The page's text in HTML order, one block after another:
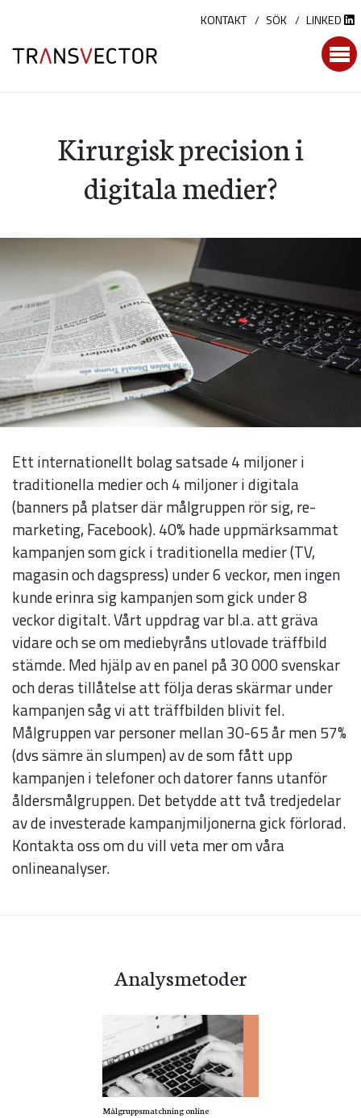
innehållet
KONTAKT SÖK LINKED
Kirurgisk precision i
digitala medier?
Ett internationellt bolag satsade 4 miljoner i
traditionella medier och 4 miljoner i digitala
(banners på platser där målgruppen rör sig, re-
marketing, Facebook). 40% hade uppmärksammat
kampanjen som gick i traditionella medier (TV,
magasin och dagspress) under 6 veckor, men ingen
kunde erinra sig kampanjen som gick under 8
veckor digitalt. Vårt uppdrag var bl.a. att gräva
vidare och se om mediebyråns utlovade träffbild
stämde. Med hjälp av en panel på 30 000 svenskar
och deras tillåtelse att följa deras skärmar under
kampanjen såg vi att träffbilden blivit fel.
Målgruppen var personer mellan 30-65 år men 57%
(dvs sämre än slumpen) av de som fått upp
kampanjen i telefoner och datorer fanns utanför
åldersmålgruppen. Det betydde att två tredjedelar
av de investerade kampanjmiljonerna gick förlorad.
Kontakta oss om du vill veta mer om våra
onlineanalyser.
Analysmetoder
Målgruppsmatchning online
Nödvändiga
Dessa kakor
går inte att
välja bort. De
behövs för
att hemsidan
över huvud
taget ska
fungera.
Statistik
funktionalitet
uppbyggnad,
baserat på
hur hemsidan
används.